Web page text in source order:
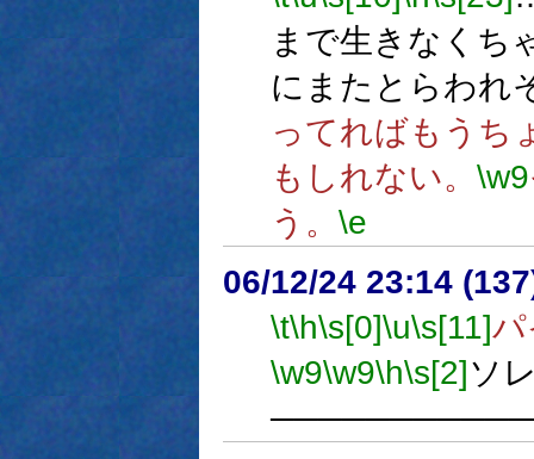
まで生きなくち
にまたとらわれ
ってればもうち
もしれない。 \w9
う。 \e
06/12/24 23:14
\t\h\s[0]\u\s[11]パ
\w9\w9\h\s[2]ソ